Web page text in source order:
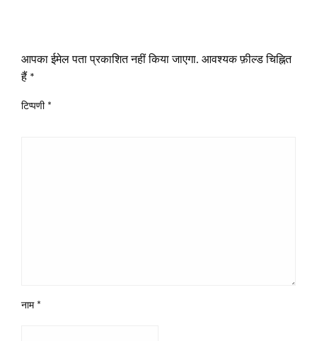
आपका ईमेल पता प्रकाशित नहीं किया जाएगा. आवश्यक फ़ील्ड चिह्नित
हैं *
टिप्पणी *
नाम *